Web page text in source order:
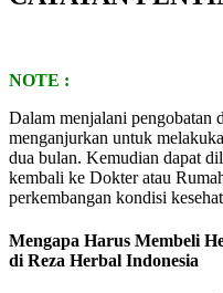
NOTE :
Dalam menjalani pengobatan
menganjurkan untuk
dua bulan. Kemudian dapat
kembali ke Dokter atau
perkembangan kondisi
Mengapa Harus Membeli
di Reza Herbal Indonesia